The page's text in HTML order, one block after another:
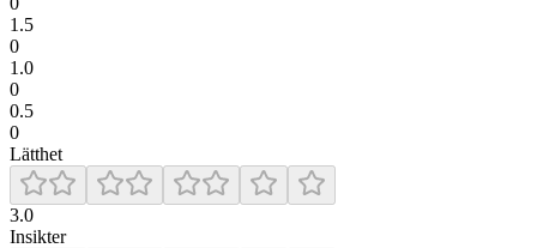
1.5
0
1.0
0
0.5
0
Lätthet
3.0
Insikter